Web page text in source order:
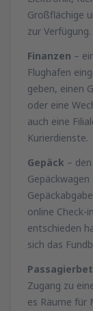
Großflächige
zur Verfügung.
Finanzen –
Flughafen
geben, einen
oder eine
auch eine
Kurierdienste.
Gepäck –
online Check-
entschieden
sich das
Zugang zu
es Räume für